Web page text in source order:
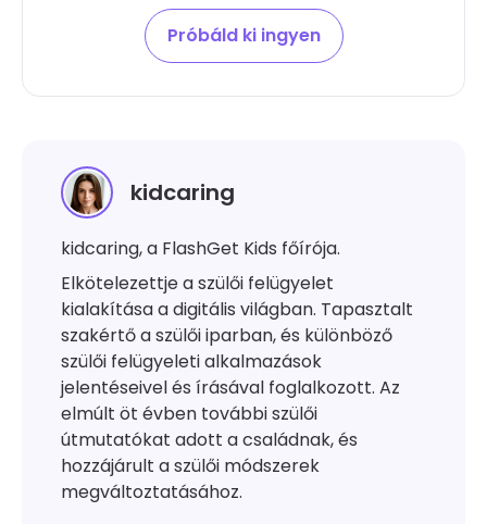
Próbáld ki ingyen
kidcaring
kidcaring, a FlashGet Kids főírója.
Elkötelezettje a szülői felügyelet
kialakítása a digitális világban. Tapasztalt
szakértő a szülői iparban, és különböző
szülői felügyeleti alkalmazások
jelentéseivel és írásával foglalkozott. Az
elmúlt öt évben további szülői
útmutatókat adott a családnak, és
hozzájárult a szülői módszerek
megváltoztatásához.